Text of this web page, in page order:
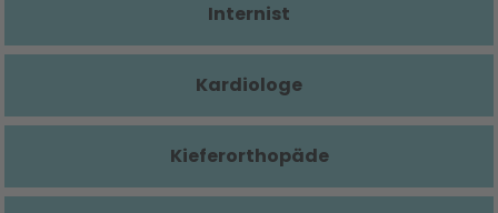
Internist
Kardiologe
Kieferorthopäde